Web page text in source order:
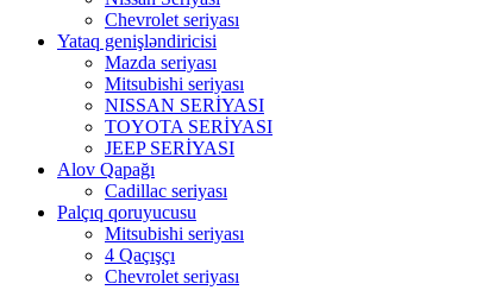
Chevrolet seriyası
Yataq genişləndiricisi
Mazda seriyası
Mitsubishi seriyası
NISSAN SERİYASI
TOYOTA SERİYASI
JEEP SERİYASI
Alov Qapağı
Cadillac seriyası
Palçıq qoruyucusu
Mitsubishi seriyası
4 Qaçışçı
Chevrolet seriyası